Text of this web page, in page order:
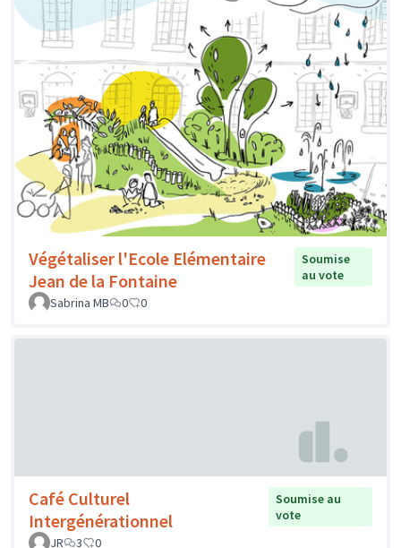
Végétaliser l'Ecole Elémentaire
Jean de la Fontaine
Soumise
au vote
Sabrina MB
0 0
Café Culturel
Intergénérationnel
Soumise au
vote
JR
3 0